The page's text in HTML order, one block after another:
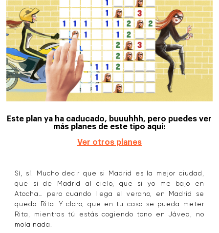
Este plan ya ha caducado, buuuhhh, pero puedes ver
más planes de este tipo aquí:
Ver otros planes
Sí, sí. Mucho decir que si Madrid es la mejor ciudad,
que si de Madrid al cielo, que si yo me bajo en
Atocha… pero cuando llega el verano, en Madrid se
queda Rita. Y claro, que en tu casa se pueda meter
Rita, mientras tú estás cogiendo tono en Jávea, no
mola nada.